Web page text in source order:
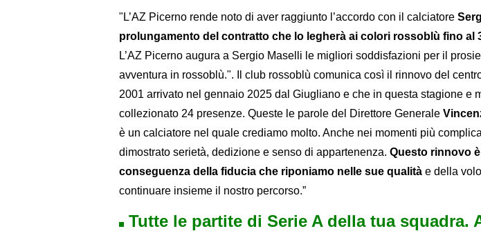
"L’AZ Picerno rende noto di aver raggiunto l’accordo con il calciatore
prolungamento del contratto che lo legherà ai colori rossoblù fino al
L’AZ Picerno augura a Sergio Maselli le migliori soddisfazioni per il
avventura in rossoblù.". Il club rossoblù comunica così il rinnovo del
2001 arrivato nel gennaio 2025 dal Giugliano e che in questa stagione e
collezionato 24 presenze. Queste le parole del Direttore Generale
è un calciatore nel quale crediamo molto. Anche nei momenti più
dimostrato serietà, dedizione e senso di appartenenza. Questo rinnovo
conseguenza della fiducia che riponiamo nelle sue qualità e della
continuare insieme il nostro percorso.”
Tutte le partite di Serie A della tua squadra.